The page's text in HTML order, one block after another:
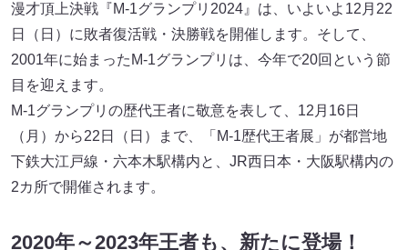
漫才頂上決戦『M-1グランプリ2024』は、いよいよ12月22
日（日）に敗者復活戦・決勝戦を開催します。そして、
2001年に始まったM-1グランプリは、今年で20回という節
目を迎えます。
M-1グランプリの歴代王者に敬意を表して、12月16日
（月）から22日（日）まで、「M-1歴代王者展」が都営地
下鉄大江戸線・六本木駅構内と、JR西日本・大阪駅構内の
2カ所で開催されます。
2020年～2023年王者も、新たに登場！